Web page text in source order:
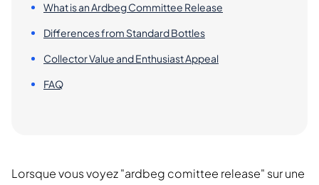
What is an Ardbeg Committee Release
Differences from Standard Bottles
Collector Value and Enthusiast Appeal
FAQ
Lorsque vous voyez "ardbeg comittee release" sur une